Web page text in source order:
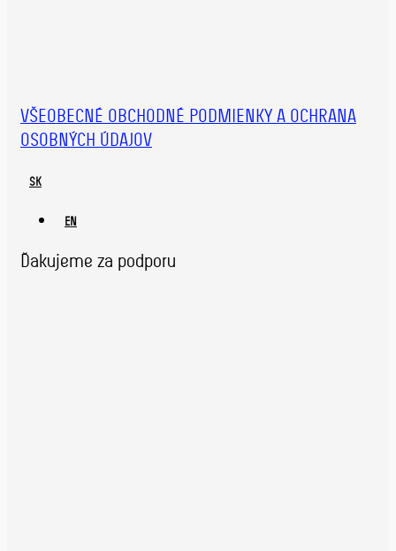
VŠEOBECNÉ OBCHODNÉ PODMIENKY A OCHRANA
OSOBNÝCH ÚDAJOV
SK
EN
Ďakujeme za podporu